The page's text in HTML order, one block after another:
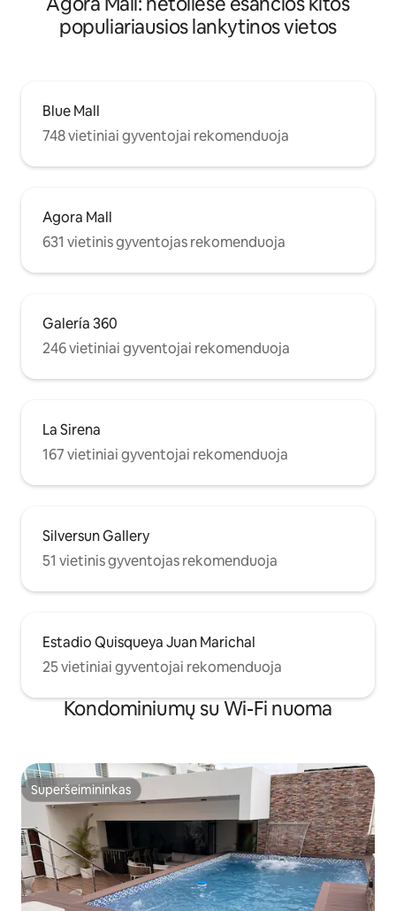
populiariausios lankytinos vietos
Blue Mall
748 vietiniai gyventojai rekomenduoja
Agora Mall
631 vietinis gyventojas rekomenduoja
Galería 360
246 vietiniai gyventojai rekomenduoja
La Sirena
167 vietiniai gyventojai rekomenduoja
Silversun Gallery
51 vietinis gyventojas rekomenduoja
Estadio Quisqueya Juan Marichal
25 vietiniai gyventojai rekomenduoja
Kondominiumų su Wi-Fi nuoma
Superšeimininkas
Superšeimininkas